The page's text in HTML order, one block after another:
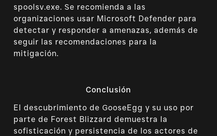
spoolsv.exe. Se recomienda a las
organizaciones usar Microsoft Defender para
detectar y responder a amenazas, además de
seguir las recomendaciones para la
mitigación.
Conclusión
El descubrimiento de GooseEgg y su uso por
parte de Forest Blizzard demuestra la
sofisticación y persistencia de los actores de